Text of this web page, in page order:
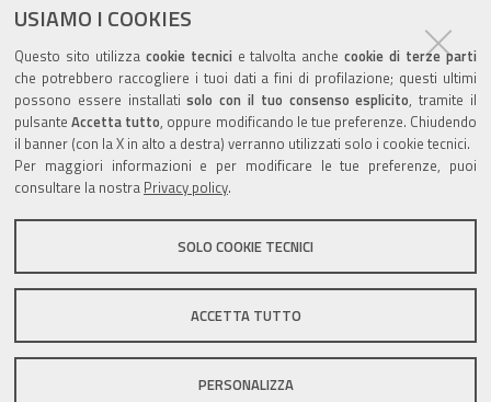
USIAMO I COOKIES
Questo sito utilizza cookie tecnici e talvolta anchecookie di terze parti
che potrebbero raccogliere i tuoi dati a fini di profilazione; questi ultimi
possono essere installatisolo con il tuo consenso esplicito, tramite il
pulsanteAccetta tutto, oppure modificando le tue preferenze. Chiudendo
il banner (con la X in alto a destra) verranno utilizzati solo i cookie tecnici.
Per maggiori informazioni e per modificare le tue preferenze, puoi
consultare la nostra Privacy policy.
SOLO COOKIE TECNICI
ACCETTA TUTTO
PERSONALIZZA
Trasparenza
Amministrazione trasparente
Note legali e copyright
Privacy e cookie
Gestisci i cookie
Dichiarazione di accessibilità
C.F. 800.625.903.79